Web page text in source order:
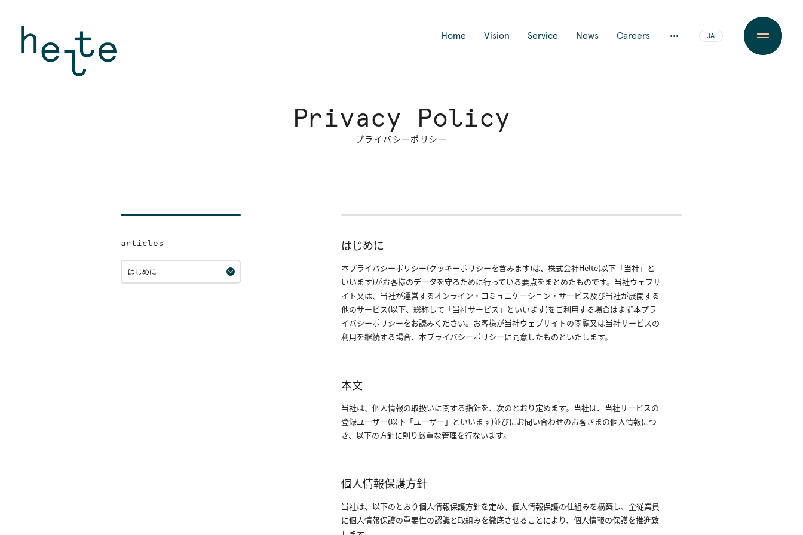
Home Vision Service News Careers
JA
Privacy Policy
プライバシーポリシー
articles はじめに
本プライバシーポリシー（クッキーポリシーを含みます）は、株式会社Helte（以下「当社」と
いいます）がお客様のデータを守るために行っている要点をまとめたものです。当社ウェブサ
イト又は、当社が運営するオンライン・コミュニケーション・サービス及び当社が展開する
他のサービス（以下、総称して「当社サービス」といいます）をご利用する場合はまず本プラ
イバシーポリシーをお読みください。お客様が当社ウェブサイトの閲覧又は当社サービスの
利用を継続する場合、本プライバシーポリシーに同意したものといたします。
本文
当社は、個人情報の取扱いに関する指針を、次のとおり定めます。当社は、当社サービスの
登録ユーザー（以下「ユーザー」といいます）並びにお問い合わせのお客さまの個人情報につ
き、以下の方針に則り厳重な管理を行ないます。
個人情報保護方針
当社は、以下のとおり個人情報保護方針を定め、個人情報保護の仕組みを構築し、全従業員
に個人情報保護の重要性の認識と取組みを徹底させることにより、個人情報の保護を推進致